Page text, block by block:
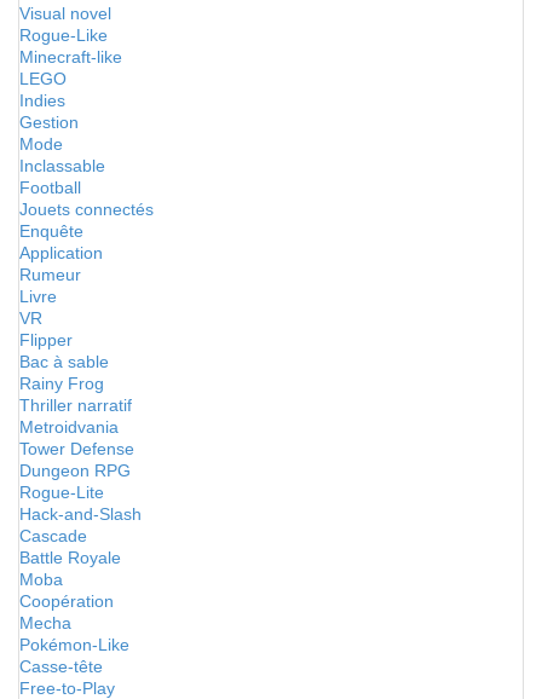
Visual novel
Rogue-Like
Minecraft-like
LEGO
Indies
Gestion
Mode
Inclassable
Football
Jouets connectés
Enquête
Application
Rumeur
Livre
VR
Flipper
Bac à sable
Rainy Frog
Thriller narratif
Metroidvania
Tower Defense
Dungeon RPG
Rogue-Lite
Hack-and-Slash
Cascade
Battle Royale
Moba
Coopération
Mecha
Pokémon-Like
Casse-tête
Free-to-Play